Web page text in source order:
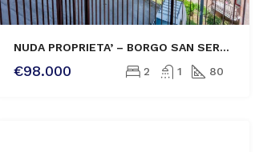
NUDA PROPRIETA’ – BORGO SAN SERGIO GRAZIOSO TRILOCALE CON BALCONCINO
€98.000 2 1 80